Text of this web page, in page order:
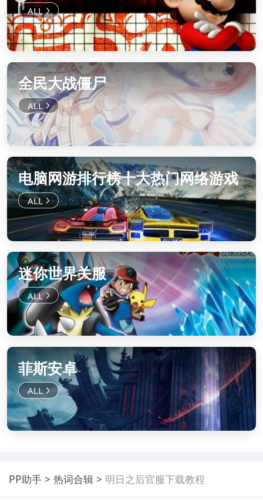
全民大战僵尸
电脑网游排行榜十大热门网络游戏
迷你世界关服
菲斯安卓
PP助手 热词合辑 明日之后官服下载教程